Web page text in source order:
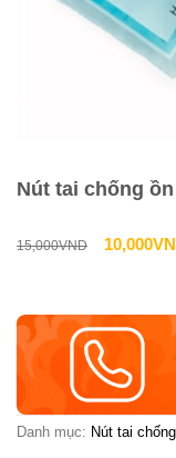
Nút tai chống ồn
15,000VND
Giá
là:
10,000
Danh mục: Nút tai